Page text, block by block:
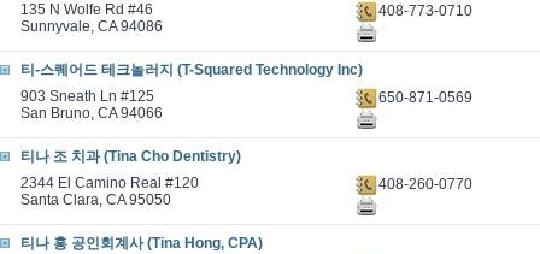
135 N Wolfe Rd #46
Sunnyvale, CA 94086
408-773-0710
티-스퀘어드 테크놀러지 (T-Squared Technology Inc)
903 Sneath Ln #125
San Bruno, CA 94066
650-871-0569
티나 조 치과 (Tina Cho Dentistry)
2344 El Camino Real #120
Santa Clara, CA 95050
408-260-0770
티나 홍 공인회계사 (Tina Hong, CPA)